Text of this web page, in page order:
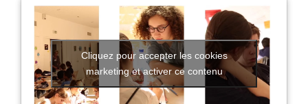
Cliquez pour accepter les cookies
marketing et activer ce contenu